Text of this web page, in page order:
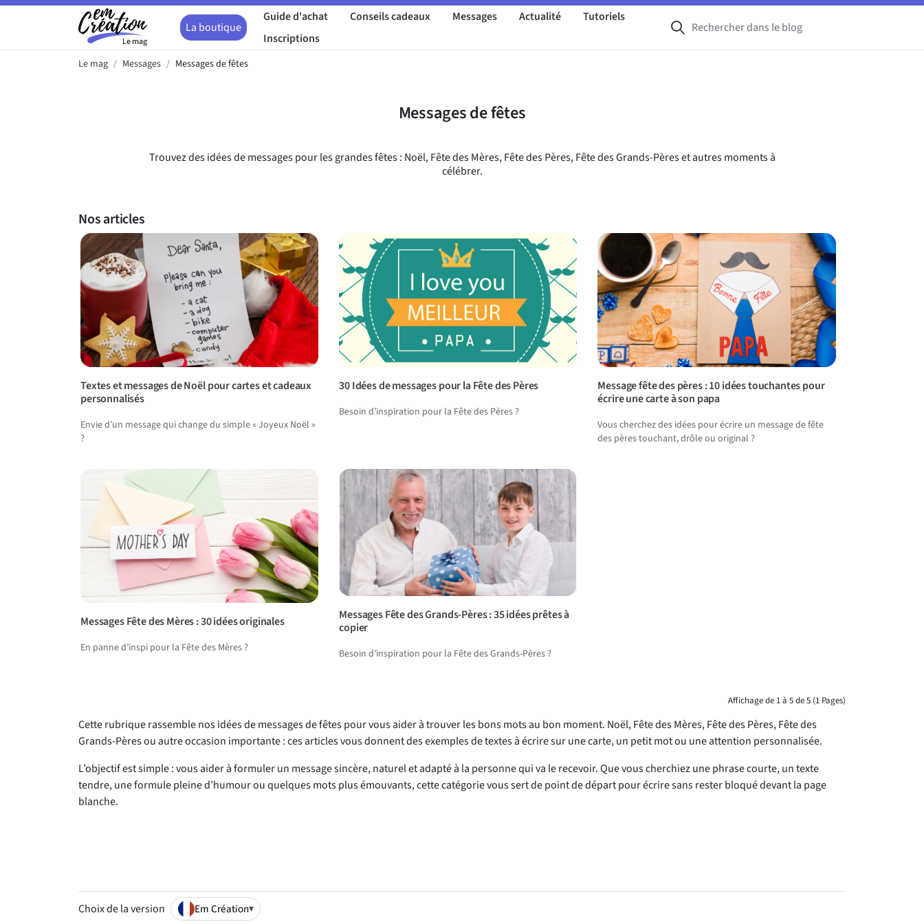
Le mag
La boutique
Guide d'achat Conseils cadeaux Messages Actualité
Tutoriels
Inscriptions
Le mag Messages Messages de fêtes
Messages de fêtes
Trouvez des idées de messages pour les grandes fêtes : Noël, Fête des Mères, Fête des Pères, Fête des Grands-Pères et autres moments à
célébrer.
Nos articles
Textes et messages de Noël pour cartes et cadeaux
personnalisés
Envie d’un message qui change du simple « Joyeux Noël »
?
30 Idées de messages pour la Fête des Pères
Besoin d’inspiration pour la Fête des Pères ?
Message fête des pères : 10 idées touchantes pour
écrire une carte à son papa
Vous cherchez des idées pour écrire un message de fête
des pères touchant, drôle ou original ?
Messages Fête des Mères : 30 idées originales
En panne d’inspi pour la Fête des Mères ?
Messages Fête des Grands-Pères : 35 idées prêtes à
copier
Besoin d’inspiration pour la Fête des Grands-Pères ?
Affichage de 1 à 5 de 5 (1 Pages)
Cette rubrique rassemble nos idées de messages de fêtes pour vous aider à trouver les bons mots au bon moment. Noël, Fête des Mères, Fête des Pères, Fête des
Grands-Pères ou autre occasion importante : ces articles vous donnent des exemples de textes à écrire sur une carte, un petit mot ou une attention personnalisée.
L’objectif est simple : vous aider à formuler un message sincère, naturel et adapté à la personne qui va le recevoir. Que vous cherchiez une phrase courte, un texte
tendre, une formule pleine d’humour ou quelques mots plus émouvants, cette catégorie vous sert de point de départ pour écrire sans rester bloqué devant la page
blanche.
Choix de la version Em Création▾